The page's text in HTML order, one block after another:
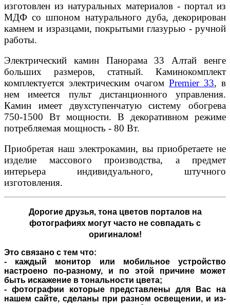
изготовлен из натуральных материалов - портал из
МДФ со шпоном натурального дуба, декорирован
камнем и изразцами, покрытыми глазурью - ручной
работы.
Электрический камин Панорама 33 Алтай венге
больших размеров, статный. Каминокомплект
комплектуется электрическим очагом Premier 33, в
нем имеется пульт дистанционного управления.
Камин имеет двухступенчатую систему обогрева
750-1500 Вт мощности. В декоративном режиме
потребляемая мощность - 80 Вт.
Приобретая наш электрокамин, вы приобретаете не
изделие массового производства, а предмет
интерьера индивидуального, штучного
изготовления.
Дорогие друзья,тона цветов порталов на
фотографиях могут часто не совпадать с
оригиналом!
Это связано с тем что:
- каждый монитор или мобильное устройство
настроено по-разному, и по этой причине может
быть искажение в тональности цвета;
- фотографии которые представлены для Вас на
нашем сайте, сделаны при разном освещении, и из-